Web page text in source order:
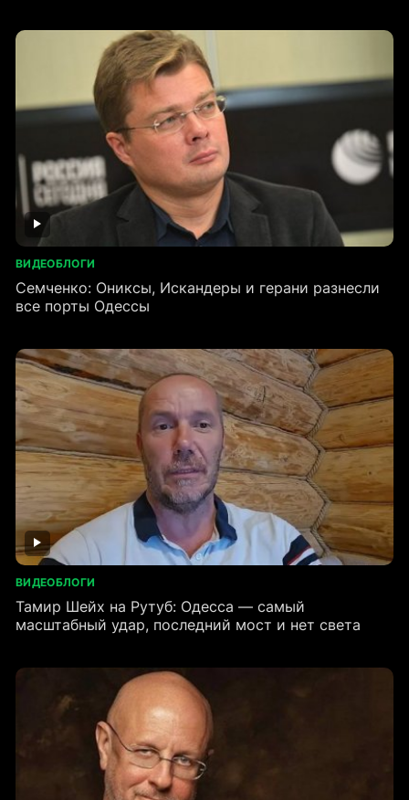
ВИДЕОБЛОГИ
Семченко: Ониксы, Искандеры и герани разнесли
все порты Одессы
ВИДЕОБЛОГИ
Тамир Шейх на Рутуб: Одесса — самый
масштабный удар, последний мост и нет света